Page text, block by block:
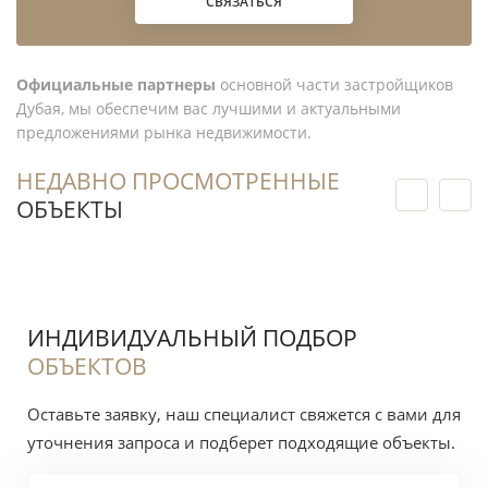
договор, график платежей, условия
передачи объекта и порядок работы эскроу-
Наш вывод
По нашим наблюдениям, Jubail Island подходит
покупателю с бюджетом от 3 800 000 AED,
дом, а не название проекта: у двух вилл в одной
деревне может радикально отличаться вид,
приватность и удобство выезда.
Мы бы не заходили в Jubail Island ради быстрой
Официальные партнеры основной части застройщиков
Дубая, мы обеспечим вас лучшими и актуальными
предложениями рынка недвижимости.
НЕДАВНО ПРОСМОТРЕННЫЕ
ОБЪЕКТЫ
ИНДИВИДУАЛЬНЫЙ ПОДБОР
ОБЪЕКТОВ
Оставьте заявку, наш специалист свяжется с вами для
уточнения запроса и подберет подходящие объекты.